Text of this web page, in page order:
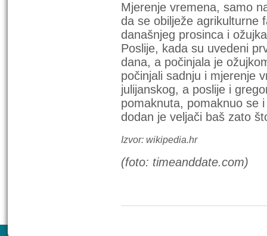
Mjerenje vremena, samo
da se obilježe agrikulturne
današnjeg prosinca i
Poslije, kada su uvedeni
dana, a počinjala je
počinjali sadnju i mjerenje
julijanskog, a poslije i
pomaknuta, pomaknuo se
dodan je veljači baš zato
Izvor: wikipedia.hr
(foto: timeanddate.com)